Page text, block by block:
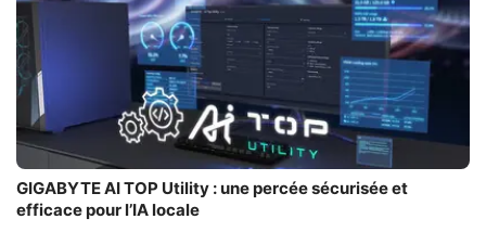
GIGABYTE AI TOP Utility : une percée sécurisée et
efficace pour l’IA locale